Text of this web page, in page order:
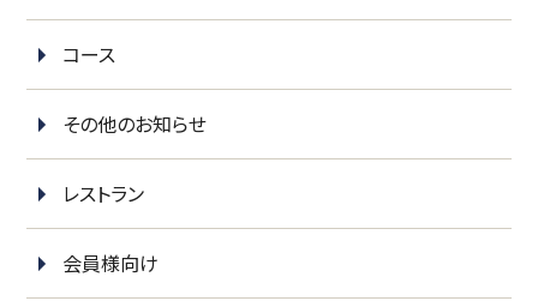
コース
その他のお知らせ
レストラン
会員様向け